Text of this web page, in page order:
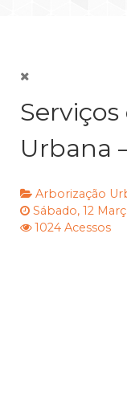
Urbana
Arborização
Sábado, 12
1024 Acessos